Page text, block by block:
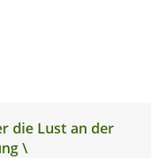
die Lust an der
\